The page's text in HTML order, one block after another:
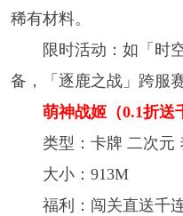
稀有材料。
限时活动：如「时
备，「逐鹿之战」跨服
萌神战姬（0.1折送
类型：卡牌 二次元
大小：913M
福利：闯关直送千